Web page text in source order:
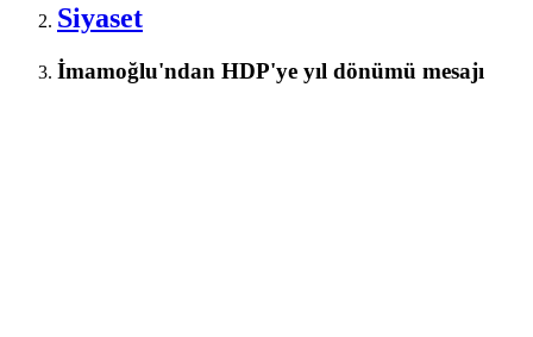
Siyaset
İmamoğlu'ndan HDP'ye yıl dönümü mesajı